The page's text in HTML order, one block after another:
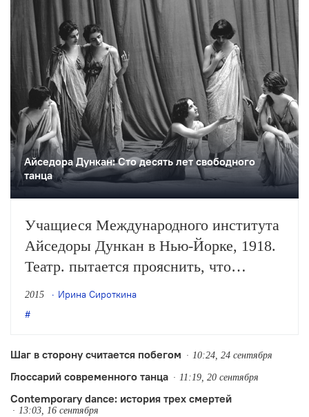
Айседора Дункан: Сто десять лет свободного
танца
Учащиеся Международного института
Айседоры Дункан в Нью-Йорке, 1918.
Театр. пытается прояснить, что
вкладывала знаменитая танцовщица
в понятие «аутентичность» и как оно
2015 Ирина Сироткина
Шаг в сторону считается побегом 10:24, 24 сентября
Глоссарий современного танца 11:19, 20 сентября
Contemporary dance: история трех смертей
13:03, 16 сентября